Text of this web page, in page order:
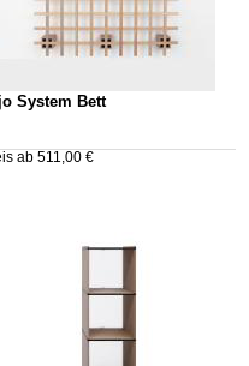
System Bett
ab 511,00 €